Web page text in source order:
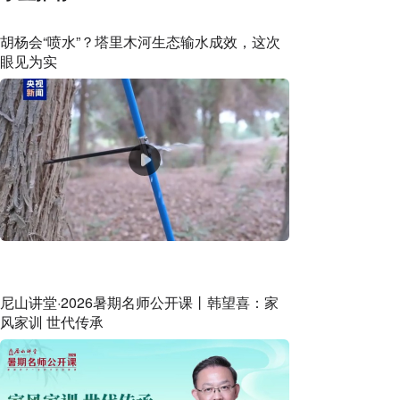
胡杨会“喷水”？塔里木河生态输水成效，这次
眼见为实
尼山讲堂·2026暑期名师公开课丨韩望喜：家
风家训 世代传承